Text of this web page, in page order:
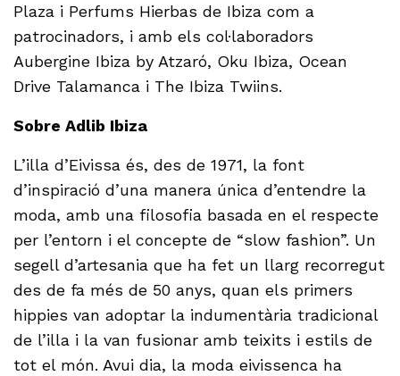
Plaza i Perfums Hierbas de Ibiza com a
patrocinadors, i amb els col·laboradors
Aubergine Ibiza by Atzaró, Oku Ibiza, Ocean
Drive Talamanca i The Ibiza Twiins.
Sobre Adlib Ibiza
L’illa d’Eivissa és, des de 1971, la font
d’inspiració d’una manera única d’entendre la
moda, amb una filosofia basada en el respecte
per l’entorn i el concepte de “slow fashion”. Un
segell d’artesania que ha fet un llarg recorregut
des de fa més de 50 anys, quan els primers
hippies van adoptar la indumentària tradicional
de l’illa i la van fusionar amb teixits i estils de
tot el món. Avui dia, la moda eivissenca ha